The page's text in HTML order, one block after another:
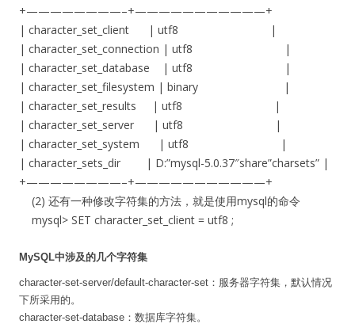
+————————–+———————————+
| character_set_client | utf8 |
| character_set_connection | utf8 |
| character_set_database | utf8 |
| character_set_filesystem | binary |
| character_set_results | utf8 |
| character_set_server | utf8 |
| character_set_system | utf8 |
| character_sets_dir | D:”mysql-5.0.37″share”charsets” |
+————————–+———————————+
(2) 还有一种修改字符集的方法，就是使用mysql的命令
mysql> SET character_set_client = utf8 ;
MySQL中涉及的几个字符集
character-set-server/default-character-set：服务器字符集，默认情况
下所采用的。
character-set-database：数据库字符集。